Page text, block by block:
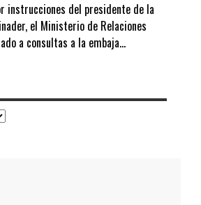
instrucciones del presidente de la
el Ministerio de Relaciones
a consultas a la embaja...